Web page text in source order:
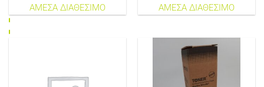
ΑΜΕΣΑ ΔΙΑΘΕΣΙΜΟ ΑΜΕΣΑ ΔΙΑΘΕΣΙΜΟ